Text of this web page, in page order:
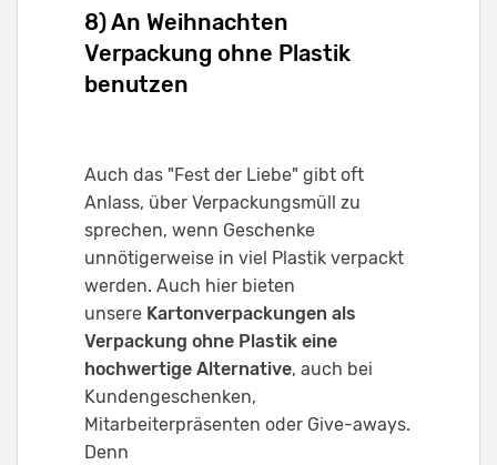
8) An Weihnachten
Verpackung ohne Plastik
benutzen
Auch das "Fest der Liebe" gibt oft
Anlass, über Verpackungsmüll zu
sprechen, wenn Geschenke
unnötigerweise in viel Plastik verpackt
werden. Auch hier bieten
unsere Kartonverpackungen als
Verpackung ohne Plastik eine
hochwertige Alternative, auch bei
Kundengeschenken,
Mitarbeiterpräsenten oder Give-aways.
Denn